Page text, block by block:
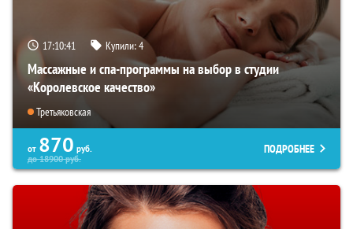
17:10:40 Купили:4
Массажные и спа-программы на выбор в студии
«Королевское качество»
Третьяковская
от 870 руб.
до18900руб.
ПОДРОБНЕЕ